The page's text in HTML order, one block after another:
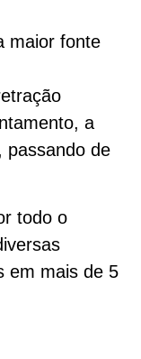
maior fonte
a
passando de
todo o
em mais de 5